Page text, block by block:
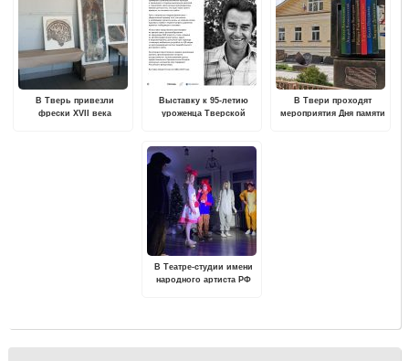
В Тверь привезли
фрески XVII века
Выставку к 95-летию
уроженца Тверской
всей стране
В Твери проходят
мероприятия Дня памяти
В Театре-студии имени
народного артиста РФ
игрушки"